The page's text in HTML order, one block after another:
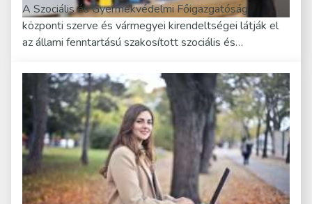
A Szociális és Gyermekvédelmi Főigazgatóság
központi szerve és vármegyei kirendeltségei látják el
az állami fenntartású szakosított szociális és…